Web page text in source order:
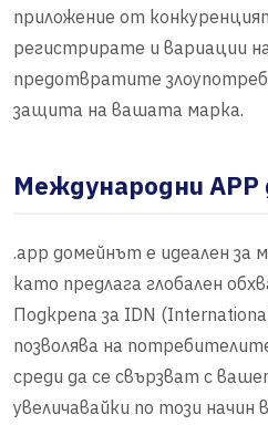
приложение от
регистрирате и вариации
предотвратите
защита на вашата марка.
Международни APP
.app домейнът е идеален за
като предлага глобален
Подкрепа за IDN
позволява на
среди да се свързват с
увеличавайки по този